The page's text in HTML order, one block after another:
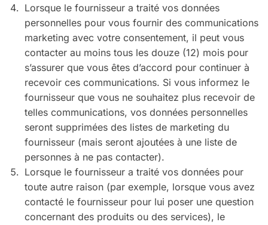
Lorsque le fournisseur a traité vos données
personnelles pour vous fournir des communications
marketing avec votre consentement, il peut vous
contacter au moins tous les douze (12) mois pour
s’assurer que vous êtes d’accord pour continuer à
recevoir ces communications. Si vous informez le
fournisseur que vous ne souhaitez plus recevoir de
telles communications, vos données personnelles
seront supprimées des listes de marketing du
fournisseur (mais seront ajoutées à une liste de
personnes à ne pas contacter).
Lorsque le fournisseur a traité vos données pour
toute autre raison (par exemple, lorsque vous avez
contacté le fournisseur pour lui poser une question
concernant des produits ou des services), le